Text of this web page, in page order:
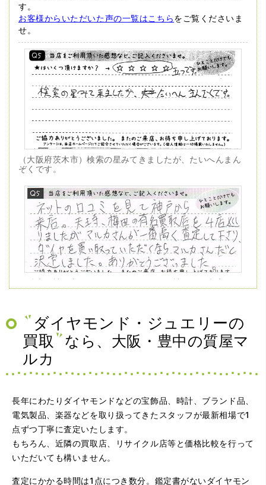
す。
お客様からいただいた声の一覧はこちらをご覧くださいま
せ。
（大阪府茨木市）検索の星みてきましたが、たいへんまん
ぞくです。
（兵庫県神戸市）ネットの口コミを見て神戸から来店。天
王寺、梅田の有名買取店を4店巡りましたがマルカさんが一
（大阪府大阪市）問い合わせから非常に分かり易く、安心
して利用できた。また、思ったよりも高額だったので助か
りました。
ダイヤモンド・ジュエリーの
買取
なら、大阪・豊中の質屋マ
ルカ
長年にわたりダイヤモンドなどの宝飾品、時計、ブランド品、
電気製品、楽器などを取り扱ってきたスタッフが最新相場で1
点ずつ丁寧に査定いたします。
もちろん、近隣の買取店、リサイクル店等と価格比較を行って
いただいても構いません。
査定にかかる時間は1点につき数分。鑑定書がないダイヤモン